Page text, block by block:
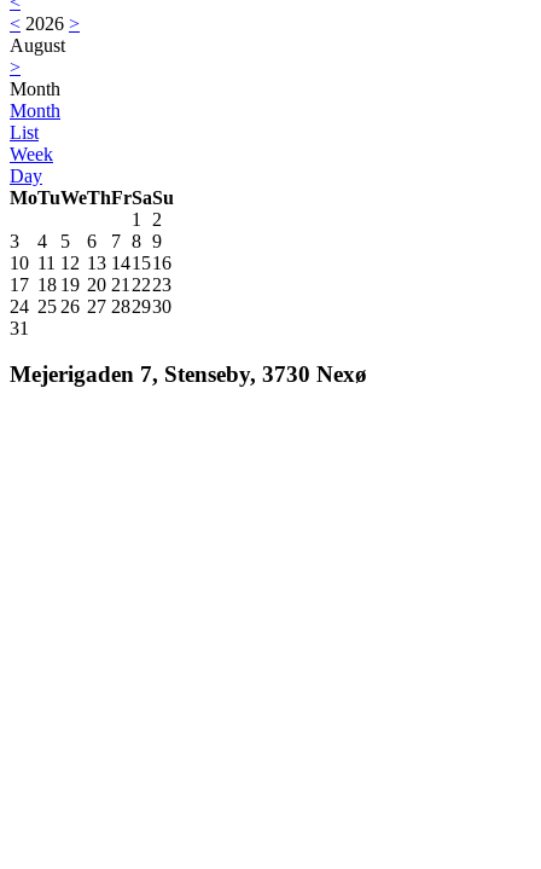
< 2026 >
August
>
Month
Month
List
Week
Day
MoTuWeThFrSaSu
1
2
3
4 5 6 7 8 9
10 11 12 13 141516
17 18 19 20 21 2223
24 25 26 27 282930
31
Mejerigaden 7, Stenseby, 3730 Nexø